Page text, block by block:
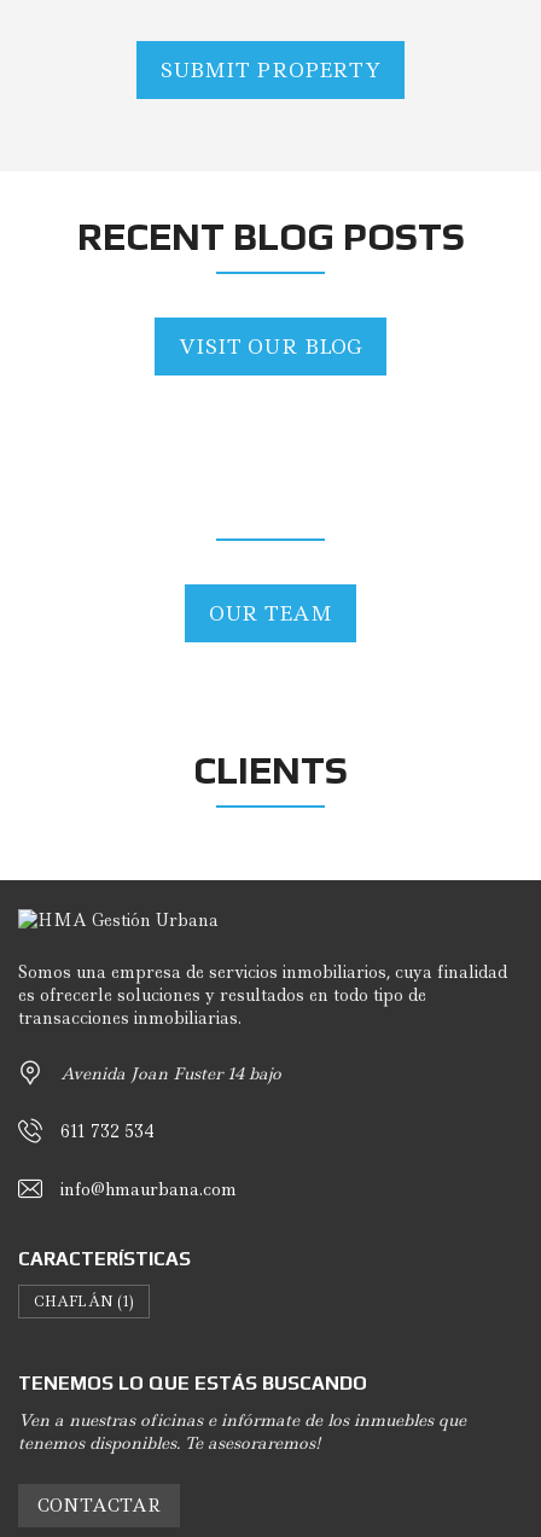
SUBMIT PROPERTY
RECENT BLOG POSTS
VISIT OUR BLOG
OUR TEAM
CLIENTS
Somos una empresa de servicios inmobiliarios, cuya finalidad
es ofrecerle soluciones y resultados en todo tipo de
transacciones inmobiliarias.
Avenida Joan Fuster 14 bajo
611 732 534
info@hmaurbana.com
CARACTERÍSTICAS
CHAFLÁN (1)
TENEMOS LO QUE ESTÁS BUSCANDO
Ven a nuestras oficinas e infórmate de los inmuebles que
tenemos disponibles. Te asesoraremos!
CONTACTAR